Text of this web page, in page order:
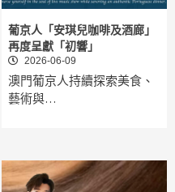
葡京人「安琪兒咖啡及酒廊」
再度呈獻「初響」
2026-06-09
澳門葡京人持續探索美食、
藝術與…